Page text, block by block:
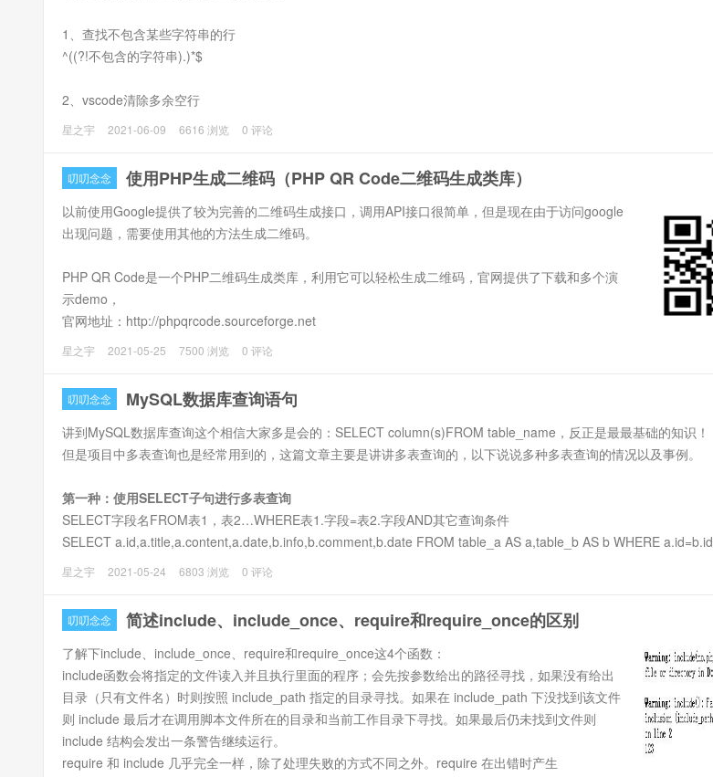
1、查找不包含某些字符串的行
^((?!不包含的字符串).)*$
2、vscode清除多余空行
星之宇 2021-06-09 6616 浏览 0 评论
叨叨念念 使用PHP生成二维码（PHP QR Code二维码生成类库）
以前使用Google提供了较为完善的二维码生成接口，调用API接口很简单，但是现在由于访问google
出现问题，需要使用其他的方法生成二维码。
PHP QR Code是一个PHP二维码生成类库，利用它可以轻松生成二维码，官网提供了下载和多个演
示demo，
官网地址：http://phpqrcode.sourceforge.net
下载官网提供的类库后，只需要使用phpqrcode.php就可以生成二维码了，当然您的PHP环境必须开启支持GD2。
phpqrcode.php提供了一个关键的png()方法。
星之宇 2021-05-25 7500 浏览 0 评论
叨叨念念 MySQL数据库查询语句
讲到MySQL数据库查询这个相信大家多是会的：SELECT column(s)FROM table_name，反正是最最基础的知识！
但是项目中多表查询也是经常用到的，这篇文章主要是讲讲多表查询的，以下说说多种多表查询的情况以及事例。
第一种：使用SELECT子句进行多表查询
SELECT字段名FROM表1，表2…WHERE表1.字段=表2.字段AND其它查询条件
SELECT a.id,a.title,a.content,a.date,b.info,b.comment,b.date FROM table_a AS a,table_b AS b WHERE a.id=b.id
注:在上面的的代码中，以两张表的id字段信息相同作为条件建立两表关联，
星之宇 2021-05-24 6803 浏览 0 评论
叨叨念念 简述include、include_once、require和require_once的区别
了解下include、include_once、require和require_once这4个函数：
include函数会将指定的文件读入并且执行里面的程序；会先按参数给出的路径寻找，如果没有给出
目录（只有文件名）时则按照 include_path 指定的目录寻找。如果在 include_path 下没找到该文件
则 include 最后才在调用脚本文件所在的目录和当前工作目录下寻找。如果最后仍未找到文件则
include 结构会发出一条警告继续运行。
require 和 include 几乎完全一样，除了处理失败的方式不同之外。require 在出错时产生